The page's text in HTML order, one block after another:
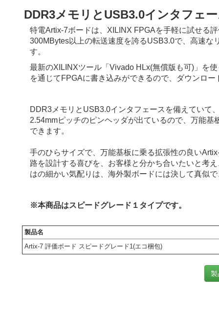
DDR3メモリとUSB3.0インタフェ
特電Artix-7ボードは、XILINX FPGAを手軽に試せる
300MBytes以上の転送速度を誇るUSB3.0で、高速
す。
最新のXILINXツール「Vivado HLx(無償版も可)」を
を通じてFPGAに書き込みができるので、ダウンロ
DDR3メモリとUSB3.0インタフェースを備えていて
2.54mmピッチのピンヘッダが出ているので、万能
できます。
手のひらサイズで、万能基板に乗る拡張性の良い
路を設計する喜びを、お客様と分かち合いたいと考
はの細かい気配りは、海外製ボードには決して真似
※本商品はスピードグレード１タイプです。
製品名
Artix-7 評価ボード スピードグレード1(エコ梱包)
製